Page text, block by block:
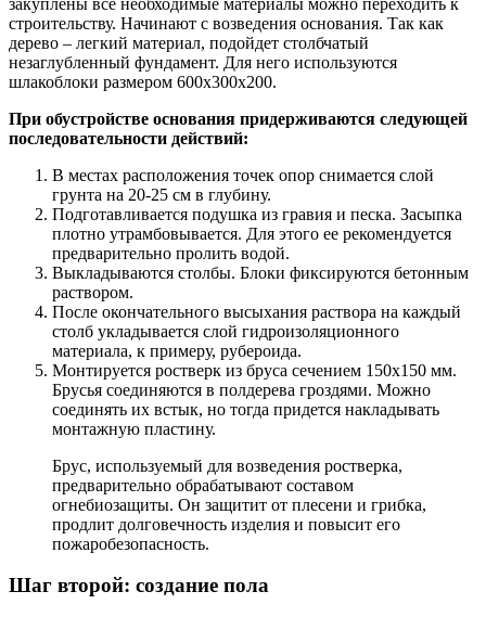
строительству. Начинают с возведения основания. Так как
дерево – легкий материал, подойдет столбчатый
незаглубленный фундамент. Для него используются
шлакоблоки размером 600х300х200.
При обустройстве основания придерживаются следующей
последовательности действий:
В местах расположения точек опор снимается слой
грунта на 20-25 см в глубину.
Подготавливается подушка из гравия и песка. Засыпка
плотно утрамбовывается. Для этого ее рекомендуется
предварительно пролить водой.
Выкладываются столбы. Блоки фиксируются бетонным
раствором.
После окончательного высыхания раствора на каждый
столб укладывается слой гидроизоляционного
материала, к примеру, рубероида.
Монтируется ростверк из бруса сечением 150х150 мм.
Брусья соединяются в полдерева гроздями. Можно
соединять их встык, но тогда придется накладывать
монтажную пластину.
Брус, используемый для возведения ростверка,
предварительно обрабатывают составом
огнебиозащиты. Он защитит от плесени и грибка,
продлит долговечность изделия и повысит его
пожаробезопасность.
Шаг второй: создание пола